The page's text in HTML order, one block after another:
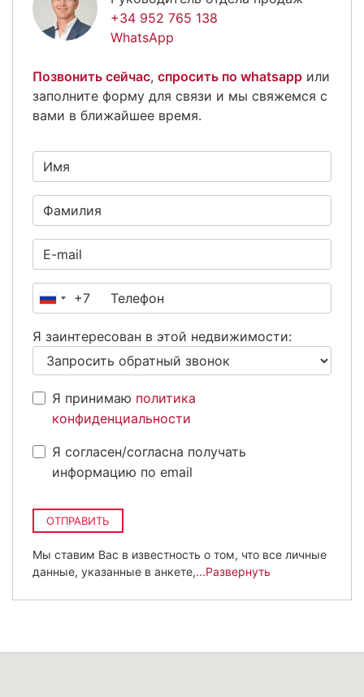
+34 952 765 138
WhatsApp
Позвонить сейчас, спросить по whatsapp или
заполните форму для связи и мы свяжемся с
вами в ближайшее время.
Россия
+7
Я заинтересован в этой недвижимости:
Я принимаю политика
конфиденциальности
Я согласен/согласна получать
информацию по email
ОТПРАВИТЬ
Мы ставим Вас в известность о том, что все личные
данные, указанные в анкете,...Развернуть